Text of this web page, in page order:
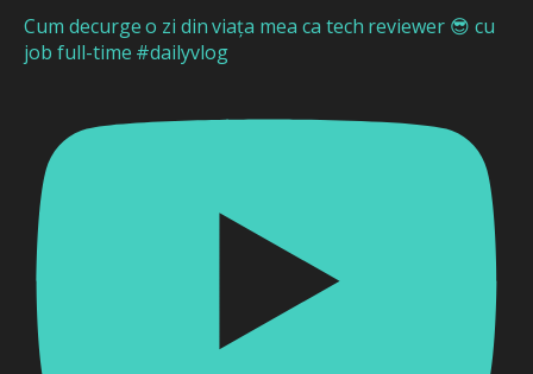
Cum decurge o zi din viața mea ca tech reviewer 😎 cu
job full-time #dailyvlog